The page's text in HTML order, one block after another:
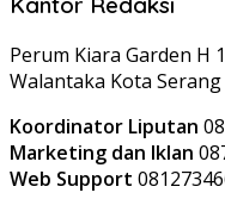
Perum Kiara Garden H
Walantaka Kota
Koordinator Liputan
Marketing dan Iklan
Web Support